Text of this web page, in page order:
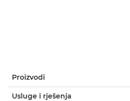
Proizvodi
Usluge i rješenja